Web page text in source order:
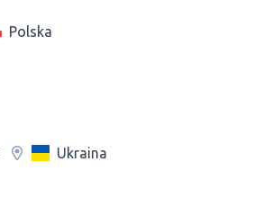
Polska
Ukraina